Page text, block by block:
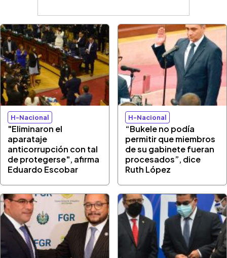
H-Nacional
"Eliminaron el
aparataje
anticorrupción con tal
de protegerse", afirma
Eduardo Escobar
H-Nacional
“Bukele no podía
permitir que miembros
de su gabinete fueran
procesados”, dice
Ruth López